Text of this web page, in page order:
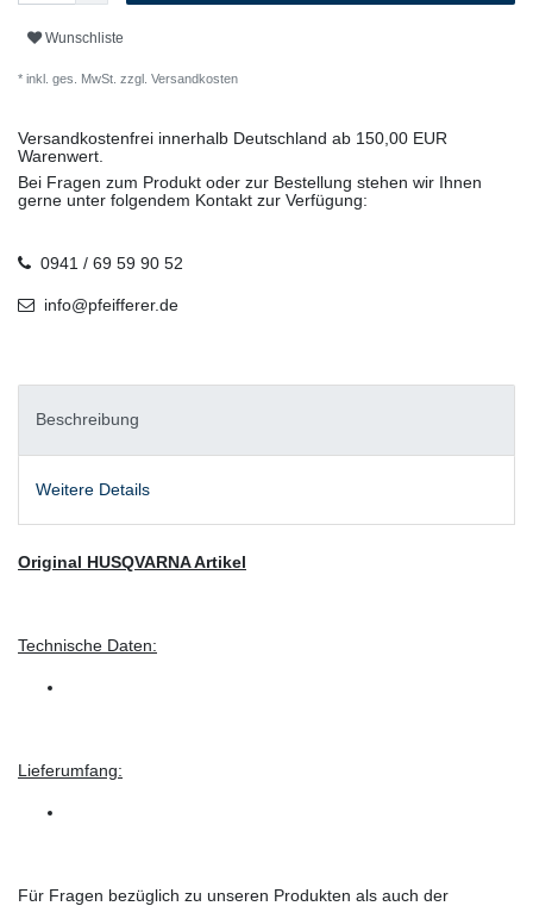
Wunschliste
* inkl. ges. MwSt. zzgl. Versandkosten
Versandkostenfrei innerhalb Deutschland ab 150,00 EUR
Warenwert.
Bei Fragen zum Produkt oder zur Bestellung stehen wir Ihnen
gerne unter folgendem Kontakt zur Verfügung:
0941 / 69 59 90 52
info@pfeifferer.de
Beschreibung
Weitere Details
Original HUSQVARNA Artikel
Technische Daten:
Lieferumfang:
Für Fragen bezüglich zu unseren Produkten als auch der